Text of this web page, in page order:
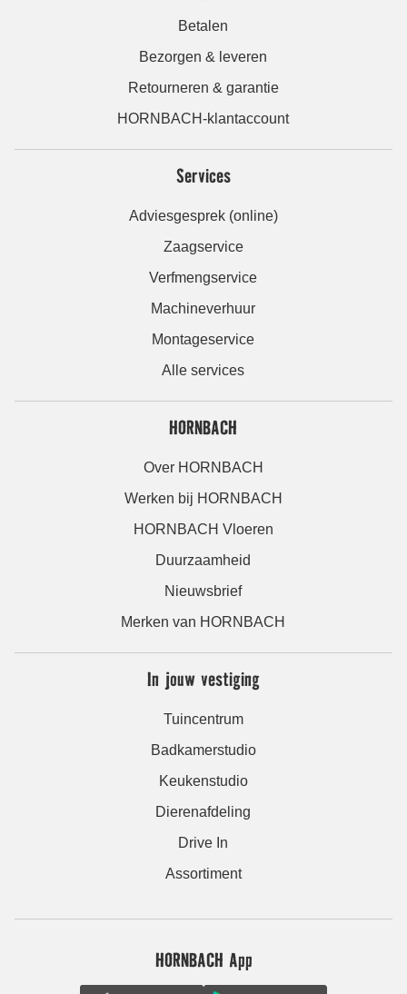
Betalen
Bezorgen & leveren
Retourneren & garantie
HORNBACH-klantaccount
Services
Adviesgesprek (online)
Zaagservice
Verfmengservice
Machineverhuur
Montageservice
Alle services
HORNBACH
Over HORNBACH
Werken bij HORNBACH
HORNBACH Vloeren
Duurzaamheid
Nieuwsbrief
Merken van HORNBACH
In jouw vestiging
Tuincentrum
Badkamerstudio
Keukenstudio
Dierenafdeling
Drive In
Assortiment
HORNBACH App